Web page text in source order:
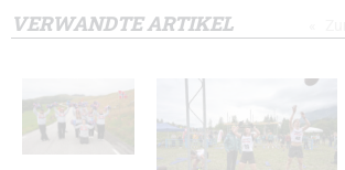
VERWANDTE ARTIKEL